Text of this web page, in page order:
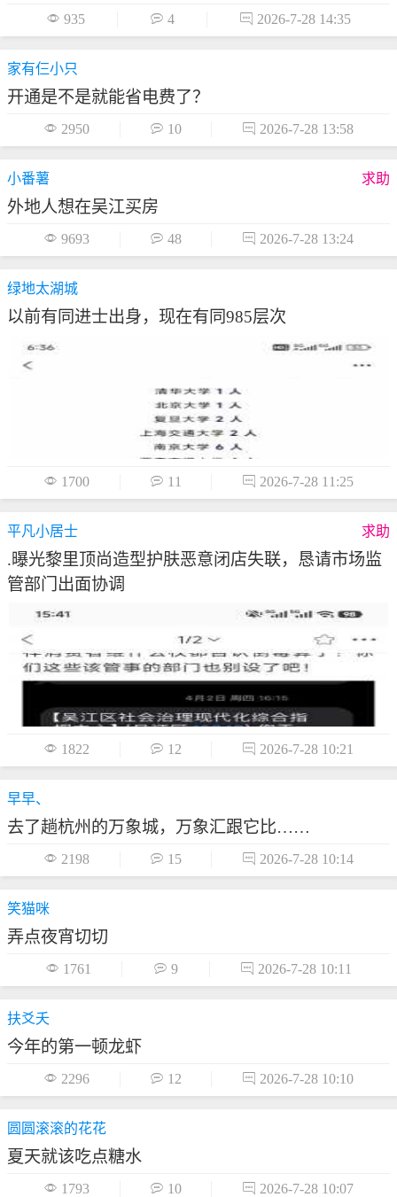
 935  4  2026-7-28 14:35
家有仨小只
开通是不是就能省电费了？
 2950  10  2026-7-28 13:58
小番薯 求助
外地人想在吴江买房
 9693  48  2026-7-28 13:24
绿地太湖城
以前有同进士出身，现在有同985层次
 1700  11  2026-7-28 11:25
平凡小居士 求助
.曝光黎里顶尚造型护肤恶意闭店失联，恳请市场监
管部门出面协调
 1822  12  2026-7-28 10:21
早早、
去了趟杭州的万象城，万象汇跟它比……
 2198  15  2026-7-28 10:14
笑猫咪
弄点夜宵切切
 1761  9  2026-7-28 10:11
扶爻夭
今年的第一顿龙虾
 2296  12  2026-7-28 10:10
圆圆滚滚的花花
夏天就该吃点糖水
 1793  10  2026-7-28 10:07